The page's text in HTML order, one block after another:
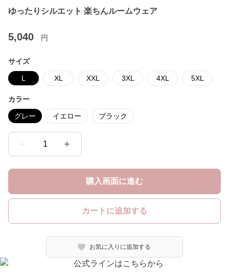
ゆったりシルエット 楽ちんルームウェア
5,040 円
サイズ
L XL XXL 3XL 4XL 5XL
カラー
グレー イエロー ブラック
1
購入画面に進む
カートに追加する
お気に入りに追加する